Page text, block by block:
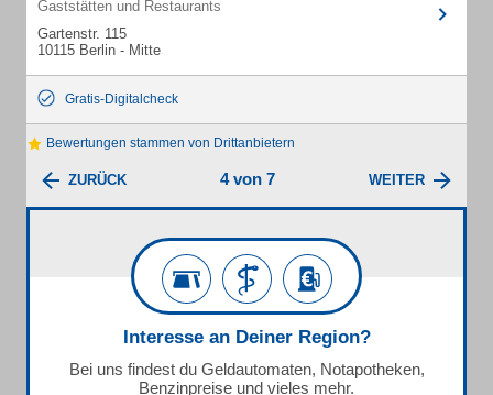
Gaststätten und Restaurants
Gartenstr. 115
10115 Berlin - Mitte
Gratis-Digitalcheck
Bewertungen stammen von Drittanbietern
ZURÜCK 4 von 7 WEITER
Interesse an Deiner Region?
Bei uns findest du Geldautomaten, Notapotheken,
Benzinpreise und vieles mehr.